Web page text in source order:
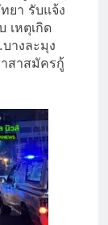
ยา รับแจ้ง
เหตุเกิด
างละมุง
สาสมัครกู้